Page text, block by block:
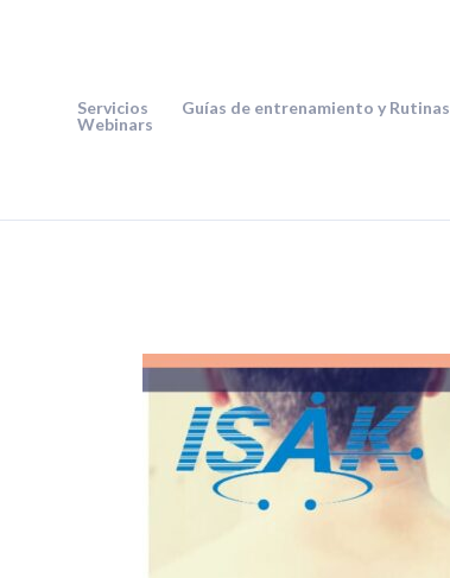
Servicios
Guías de entrenamiento y Rutinas
Webinars